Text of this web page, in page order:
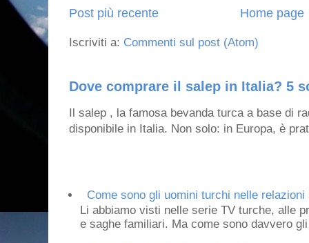
Post più recente Home page
Iscriviti a: Commenti sul post (Atom)
Dove comprare il salep in Italia? 5
Il salep , la famosa bevanda turca a base di
disponibile in Italia. Non solo: in Europa, è
Come sono gli uomini turchi nelle
Li abbiamo visti nelle serie TV turche, alle
e saghe familiari. Ma come sono davvero